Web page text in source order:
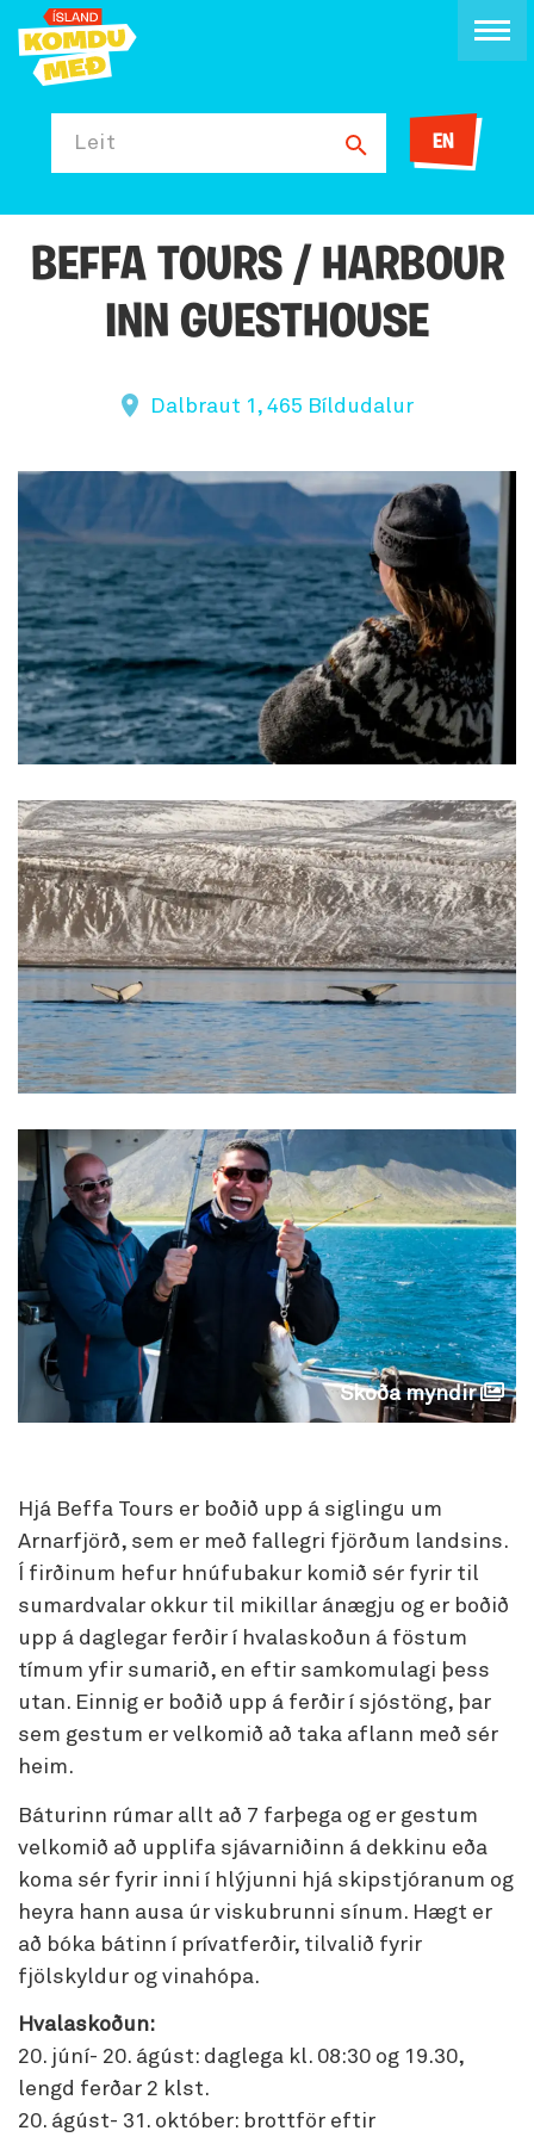
Leit EN
BEFFA TOURS / HARBOUR
INN GUESTHOUSE
Dalbraut 1, 465 Bíldudalur
Skoða myndir
Hjá Beffa Tours er boðið upp á siglingu um
Arnarfjörð, sem er með fallegri fjörðum landsins.
Í firðinum hefur hnúfubakur komið sér fyrir til
sumardvalar okkur til mikillar ánægju og er boðið
upp á daglegar ferðir í hvalaskoðun á föstum
tímum yfir sumarið, en eftir samkomulagi þess
utan. Einnig er boðið upp á ferðir í sjóstöng, þar
sem gestum er velkomið að taka aflann með sér
heim.
Báturinn rúmar allt að 7 farþega og er gestum
velkomið að upplifa sjávarniðinn á dekkinu eða
koma sér fyrir inni í hlýjunni hjá skipstjóranum og
heyra hann ausa úr viskubrunni sínum. Hægt er
að bóka bátinn í prívatferðir, tilvalið fyrir
fjölskyldur og vinahópa.
Hvalaskoðun:
20. júní- 20. ágúst: daglega kl. 08:30 og 19.30,
lengd ferðar 2 klst.
20. ágúst- 31. október: brottför eftir